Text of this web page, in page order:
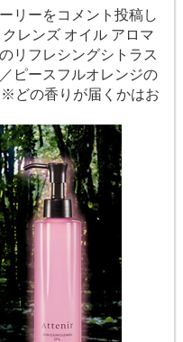
リーをコメント投稿し
レンズ オイル アロマ
リフレシングシトラス
ピースフルオレンジの
どの香りが届くかはお